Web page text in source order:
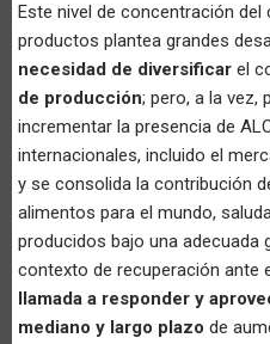
Este nivel de concentración
productos plantea grandes
necesidad de diversificar el
de producción; pero, a la vez,
incrementar la presencia de
internacionales, incluido el
y se consolida la contribución
alimentos para el mundo,
producidos bajo una adecuada
contexto de recuperación ante
llamada a responder y
mediano y largo plazo de